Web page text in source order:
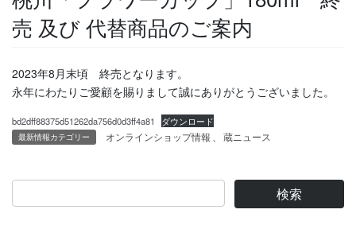
売 及び 代替商品のご案内
2023年8月末頃 終売となります。
永年にわたりご愛顧を賜りまして誠にありがとうございました。
bd2dff88375d51262da756d0d3ff4a81 ダウンロード
最新情報カテゴリー オンラインショップ情報 蔵ニュース